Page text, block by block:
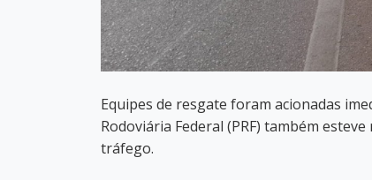
Equipes de resgate foram acionadas
Rodoviária Federal (PRF) também
tráfego.